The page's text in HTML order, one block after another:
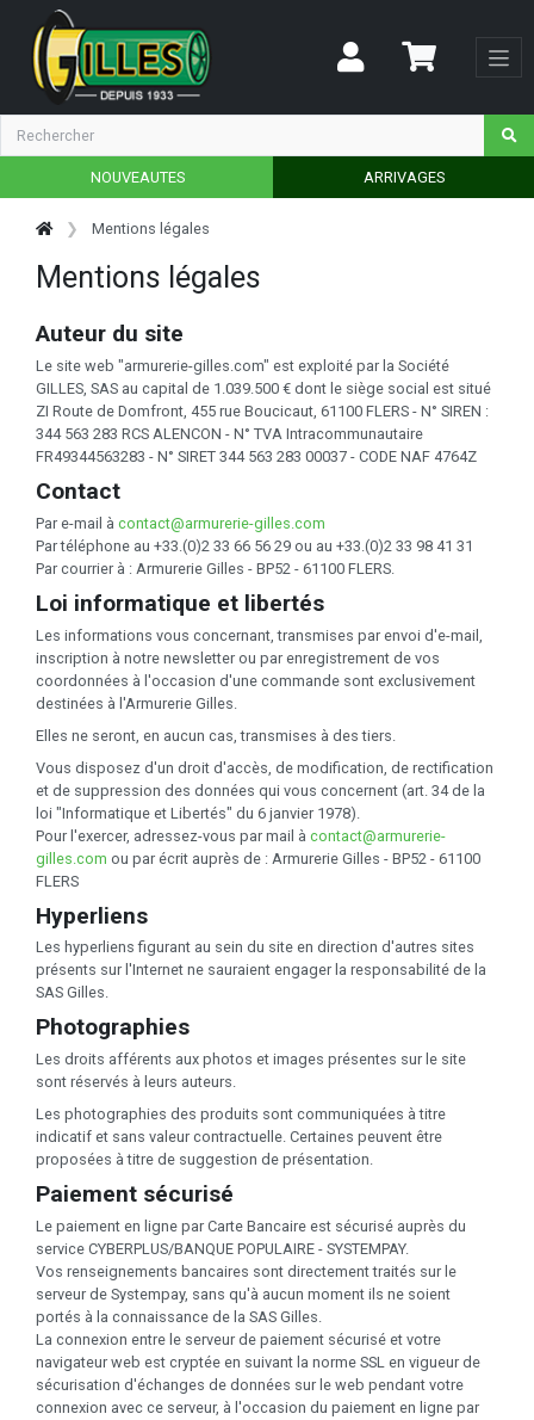
NOUVEAUTES ARRIVAGES
Mentions légales
Mentions légales
Auteur du site
Le site web "armurerie-gilles.com" est exploité par la Société
GILLES, SAS au capital de 1.039.500 € dont le siège social est situé
ZI Route de Domfront, 455 rue Boucicaut, 61100 FLERS - N° SIREN :
344 563 283 RCS ALENCON - N° TVA Intracommunautaire
FR49344563283 - N° SIRET 344 563 283 00037 - CODE NAF 4764Z
Contact
Par e-mail à contact@armurerie-gilles.com
Par téléphone au +33.(0)2 33 66 56 29 ou au +33.(0)2 33 98 41 31
Par courrier à : Armurerie Gilles - BP52 - 61100 FLERS.
Loi informatique et libertés
Les informations vous concernant, transmises par envoi d'e-mail,
inscription à notre newsletter ou par enregistrement de vos
coordonnées à l'occasion d'une commande sont exclusivement
destinées à l'Armurerie Gilles.
Elles ne seront, en aucun cas, transmises à des tiers.
Vous disposez d'un droit d'accès, de modification, de rectification
et de suppression des données qui vous concernent (art. 34 de la
loi "Informatique et Libertés" du 6 janvier 1978).
Pour l'exercer, adressez-vous par mail à contact@armurerie-
gilles.com ou par écrit auprès de : Armurerie Gilles - BP52 - 61100
FLERS
Hyperliens
Les hyperliens figurant au sein du site en direction d'autres sites
présents sur l'Internet ne sauraient engager la responsabilité de la
SAS Gilles.
Photographies
Les droits afférents aux photos et images présentes sur le site
sont réservés à leurs auteurs.
Les photographies des produits sont communiquées à titre
indicatif et sans valeur contractuelle. Certaines peuvent être
proposées à titre de suggestion de présentation.
Paiement sécurisé
Le paiement en ligne par Carte Bancaire est sécurisé auprès du
service CYBERPLUS/BANQUE POPULAIRE - SYSTEMPAY.
Vos renseignements bancaires sont directement traités sur le
serveur de Systempay, sans qu'à aucun moment ils ne soient
portés à la connaissance de la SAS Gilles.
La connexion entre le serveur de paiement sécurisé et votre
navigateur web est cryptée en suivant la norme SSL en vigueur de
sécurisation d'échanges de données sur le web pendant votre
connexion avec ce serveur, à l'occasion du paiement en ligne par